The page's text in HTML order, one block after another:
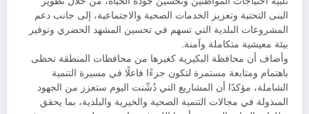
البنى التحتية وتعزيز الخدمات الصحية والاجتماعية، إلى جانب دعم
المشروعات البلدية التي تسهم في تحسين المشهد الحضري وتوفير
بيئة معيشية متكاملة وآمنة.
وأضاف أن محافظة البكيرية كغيرها من محافظات المنطقة تحظى
باهتمام ومتابعة مستمرة لتكون جزءًا فاعلًا في مسيرة التنمية
الشاملة، مؤكدًا أن المشاريع التي دُشّنت اليوم ستعزز من الجهود
المبذولة في مجالات التنمية الصحية والخيرية والبلدية، بما يحقق